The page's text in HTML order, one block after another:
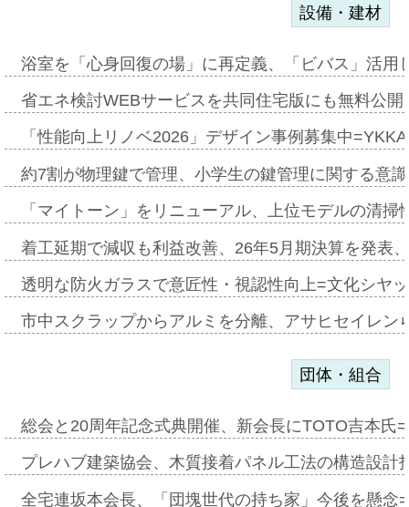
設備・建材
浴室を「心身回復の場」に再定義、「ビバス」活
省エネ検討WEBサービスを共同住宅版にも無料公
「性能向上リノベ2026」デザイン事例募集中
約7割が物理鍵で管理、小学生の鍵管理に関する意
「マイトーン」をリニューアル、上位モデルの清
着工延期で減収も利益改善、26年5月期決算を発表
透明な防火ガラスで意匠性・視認性向上=文化シヤ
市中スクラップからアルミを分離、アサヒセイレ
団体・組合
総会と20周年記念式典開催、新会長にTOTO吉本氏
プレハブ建築協会、木質接着パネル工法の構造設
全宅連坂本会長、「団塊世代の持ち家」今後を懸